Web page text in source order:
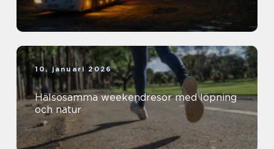
10. januari 2026
Hälsosamma weekendresor med löpning
och natur